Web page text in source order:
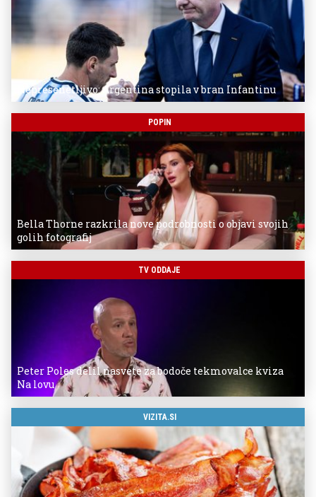
Nepresenetljivo: Argentina stopila v bran Infantinu
POPIN
Bella Thorne razkrila nove podrobnosti o objavi svojih
golih fotografij
TV ODDAJE
Peter Poles delil nasvete za bodoče tekmovalce kviza
Na lovu
VIZITA.SI